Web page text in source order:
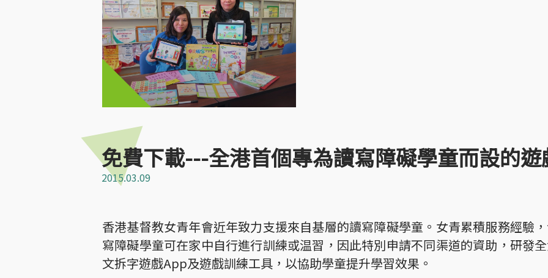
免費下載---全港首個專為讀寫障礙學童而設的
2015.03.09
香港基督教女青年會近年致力支援來自基層的讀寫障礙學童。女青累積服務經驗
寫障礙學童可在家中自行進行訓練或温習，因此特別申請不同渠道的資助，研發
文拆字遊戲App及遊戲訓練工具，以協助學童提升學習效果。